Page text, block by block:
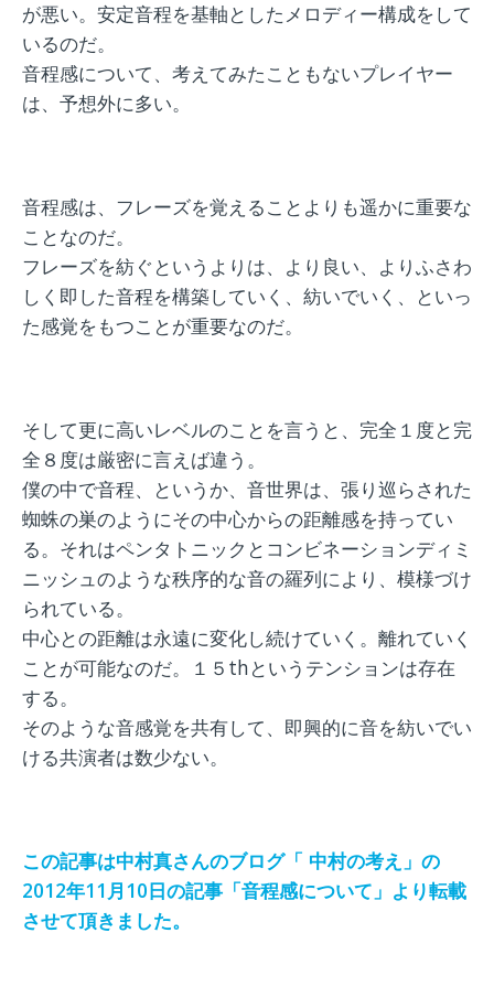
が悪い。安定音程を基軸としたメロディー構成をして
いるのだ。
音程感について、考えてみたこともないプレイヤー
は、予想外に多い。
音程感は、フレーズを覚えることよりも遥かに重要な
ことなのだ。
フレーズを紡ぐというよりは、より良い、よりふさわ
しく即した音程を構築していく、紡いでいく、といっ
た感覚をもつことが重要なのだ。
そして更に高いレベルのことを言うと、完全１度と完
全８度は厳密に言えば違う。
僕の中で音程、というか、音世界は、張り巡らされた
蜘蛛の巣のようにその中心からの距離感を持ってい
る。それはペンタトニックとコンビネーションディミ
ニッシュのような秩序的な音の羅列により、模様づけ
られている。
中心との距離は永遠に変化し続けていく。離れていく
ことが可能なのだ。１５thというテンションは存在
する。
そのような音感覚を共有して、即興的に音を紡いでい
ける共演者は数少ない。
この記事は中村真さんのブログ「 中村の考え」の
2012年11月10日の記事「音程感について」より転載
させて頂きました。